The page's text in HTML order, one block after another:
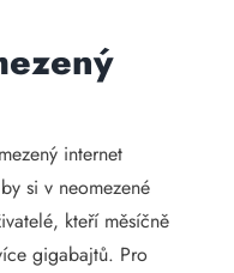
internet
si v neomezené
kteří měsíčně
gigabajtů. Pro